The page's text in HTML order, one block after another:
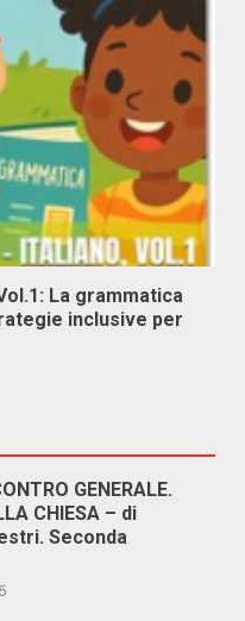
La grammatica
inclusive per
GENERALE.
CHIESA – di
Seconda